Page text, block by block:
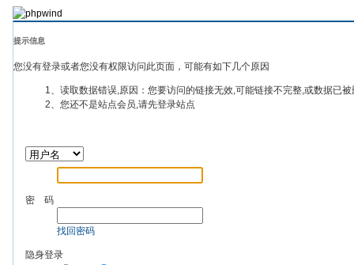
提示信息
您没有登录或者您没有权限访问此页面，可能有如下几个原因
1、读取数据错误,原因：您要访问的链接无效,可能链接不完整,或数据已
2、您还不是站点会员,请先登录站点
密 码
找回密码
隐身登录